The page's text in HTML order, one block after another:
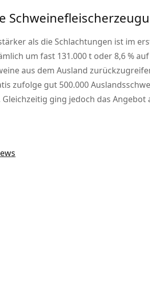
als die Schlachtungen ist im
um fast 131.000 t oder 8,6 %
aus dem Ausland
zufolge gut 500.000
Gleichzeitig ging jedoch das